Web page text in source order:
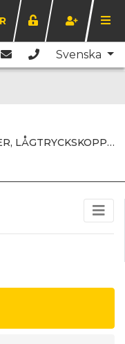
Svenska
OCH SLANG